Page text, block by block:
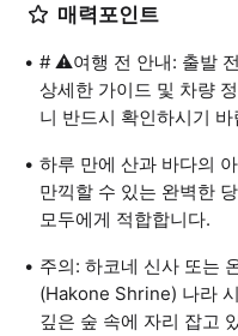
매력포인트
# ⚠️여행 전 안내: 출발
상세한 가이드 및 차량
니 반드시 확인하시기 바
하루 만에 산과 바다의
만끽할 수 있는 완벽한
모두에게 적합합니다.
주의: 하코네 신사 또는
(Hakone Shrine) 나라
깊은 숲 속에 자리 잡고